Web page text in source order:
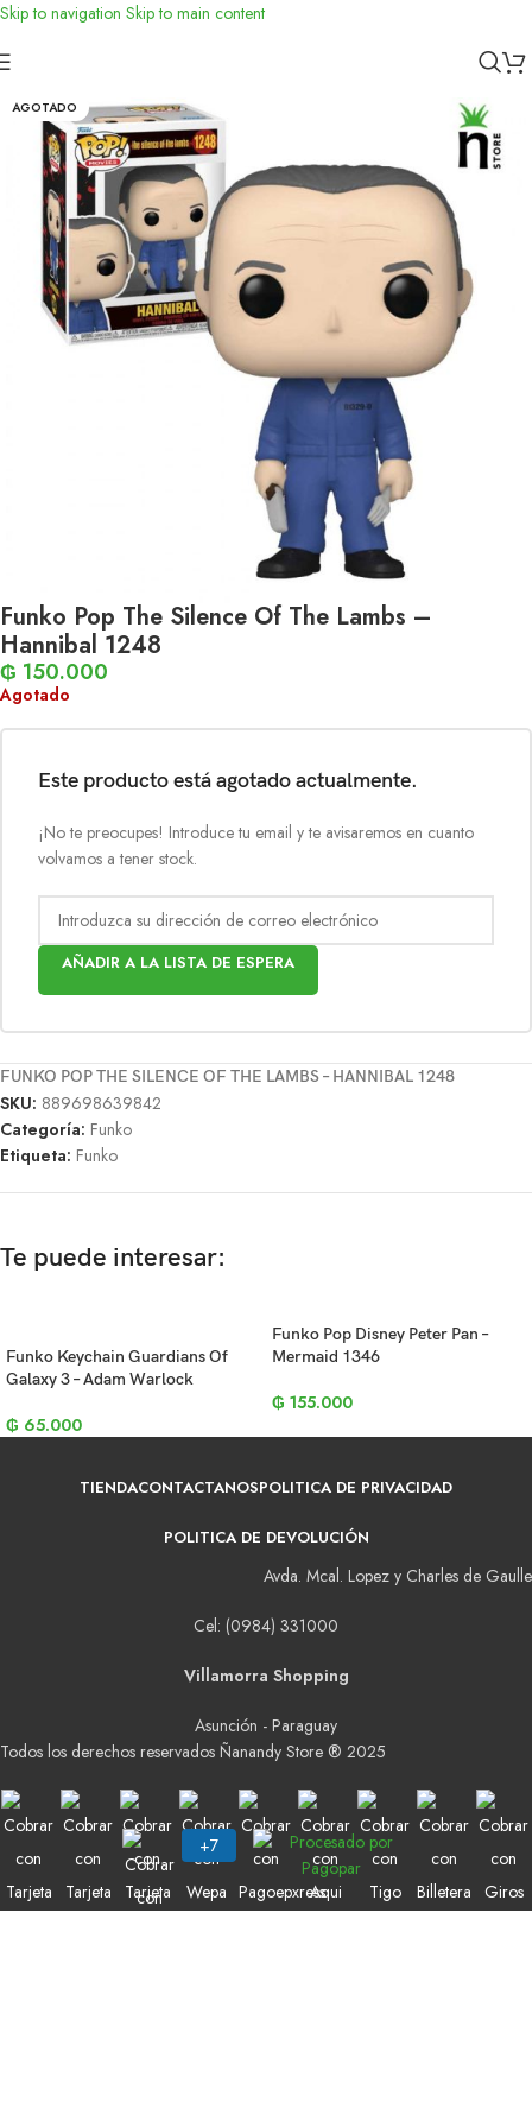
Skip to navigation Skip to main content
Inicio
AGOTADO
Funko Pop The Silence Of The Lambs –
Hannibal 1248
₲ 150.000
Agotado
Este producto está agotado actualmente.
¡No te preocupes! Introduce tu email y te avisaremos en cuanto
volvamos a tener stock.
AÑADIR A LA LISTA DE ESPERA
FUNKO POP THE SILENCE OF THE LAMBS – HANNIBAL 1248
SKU: 889698639842
Categoría: Funko
Etiqueta: Funko
Te puede interesar:
Funko Keychain Guardians Of
Galaxy 3 – Adam Warlock
₲ 65.000
Funko Pop Disney Peter Pan –
Mermaid 1346
₲ 155.000
TIENDACONTACTANOSPOLITICA DE PRIVACIDAD
POLITICA DE DEVOLUCIÓN
Avda. Mcal. Lopez y Charles de Gaulle
Cel: (0984) 331000
Villamorra Shopping
Asunción - Paraguay
Todos los derechos reservados Ñanandy Store ® 2025